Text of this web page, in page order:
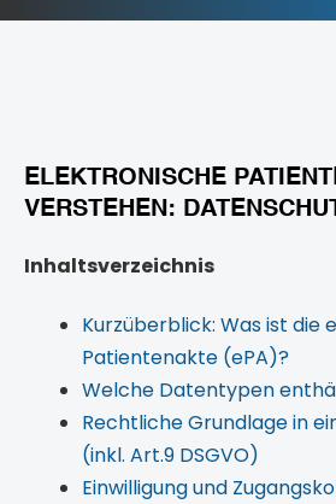
ELEKTRONISCHE
VERSTEHEN:
Inhaltsverzeichnis
Kurzüberblick: Was ist die
Patientenakte (ePA)?
Welche Datentypen
Rechtliche Grundlage in
(inkl. Art.9 DSGVO)
Einwilligung und